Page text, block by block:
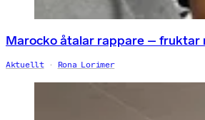
Marocko åtalar rappare – fruktar
Aktuellt Rona Lorimer